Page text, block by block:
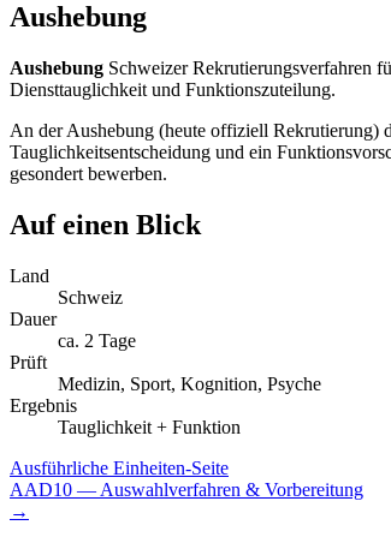
Aushebung
Aushebung Schweizer Rekrutierungsverfahren
Diensttauglichkeit und Funktionszuteilung.
An der Aushebung (heute offiziell Rekrutierung)
Tauglichkeitsentscheidung und ein
gesondert bewerben.
Auf einen Blick
Land
Schweiz
Dauer
ca. 2 Tage
Prüft
Medizin, Sport, Kognition, Psyche
Ergebnis
Tauglichkeit + Funktion
Ausführliche Einheiten-Seite
AAD10 — Auswahlverfahren & Vorbereitung
→